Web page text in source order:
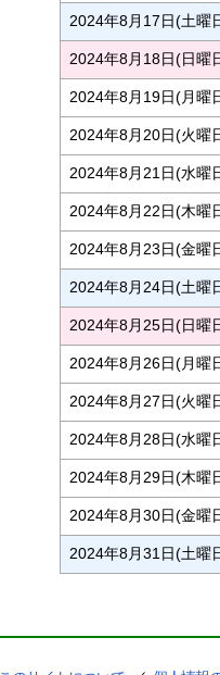
2024年8月17日(土曜
2024年8月18日(日曜
2024年8月19日(月曜
2024年8月20日(火曜
2024年8月21日(水曜
2024年8月22日(木曜
2024年8月23日(金曜
2024年8月24日(土曜
2024年8月25日(日曜
2024年8月26日(月曜
2024年8月27日(火曜
2024年8月28日(水曜
2024年8月29日(木曜
2024年8月30日(金曜
2024年8月31日(土曜